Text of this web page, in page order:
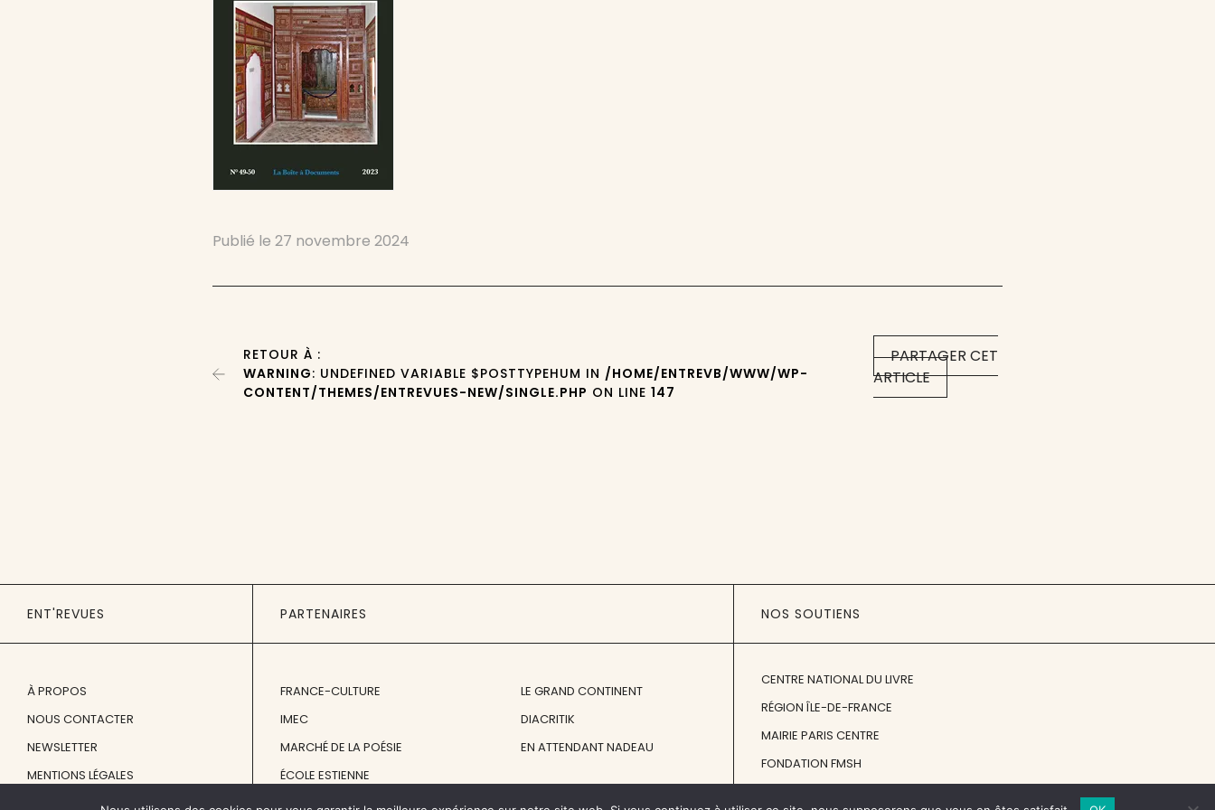
Publié le27 novembre 2024
PARTAGER CET
ARTICLE
RETOUR À :
WARNING: UNDEFINED VARIABLE $POSTTYPEHUM IN /HOME/ENTREVB/WWW/WP-
CONTENT/THEMES/ENTREVUES-NEW/SINGLE.PHP ON LINE147
ENT'REVUES
À PROPOS
NOUS CONTACTER
NEWSLETTER
MENTIONS LÉGALES
PARTENAIRES
FRANCE-CULTURE
IMEC
MARCHÉ DE LA POÉSIE
ÉCOLE ESTIENNE
LE GRAND CONTINENT
DIACRITIK
EN ATTENDANT NADEAU
NOS SOUTIENS
CENTRE NATIONAL DU LIVRE
RÉGION ÎLE-DE-FRANCE
MAIRIE PARIS CENTRE
FONDATION FMSH